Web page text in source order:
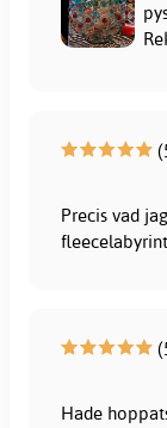
Precis vad
Hade